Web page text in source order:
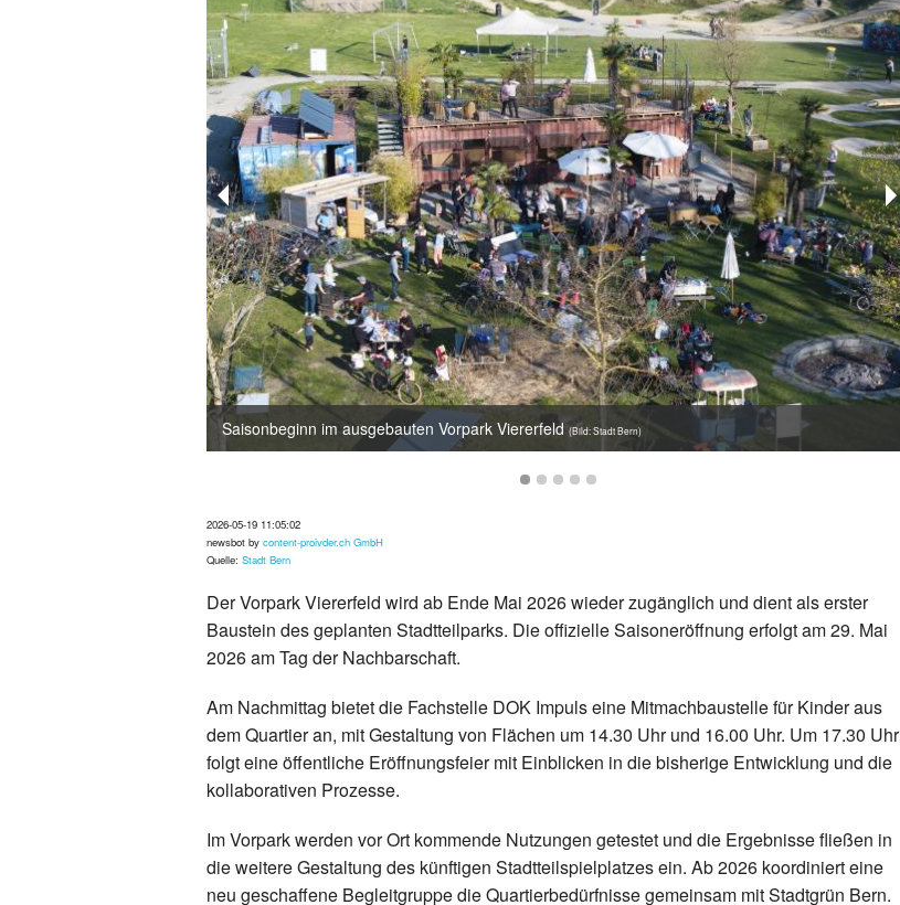
Saisonbeginn im ausgebauten Vorpark Viererfeld (Bild: Stadt Bern)
2026-05-19 11:05:02
newsbot by content-proivder.ch GmbH
Quelle: Stadt Bern
Der Vorpark Viererfeld wird ab Ende Mai 2026 wieder zugänglich und dient als erster
Baustein des geplanten Stadtteilparks. Die offizielle Saisoneröffnung erfolgt am 29. Mai
2026 am Tag der Nachbarschaft.
Am Nachmittag bietet die Fachstelle DOK Impuls eine Mitmachbaustelle für Kinder aus
dem Quartier an, mit Gestaltung von Flächen um 14.30 Uhr und 16.00 Uhr. Um 17.30 Uhr
folgt eine öffentliche Eröffnungsfeier mit Einblicken in die bisherige Entwicklung und die
kollaborativen Prozesse.
Im Vorpark werden vor Ort kommende Nutzungen getestet und die Ergebnisse fließen in
die weitere Gestaltung des künftigen Stadtteilspielplatzes ein. Ab 2026 koordiniert eine
neu geschaffene Begleitgruppe die Quartierbedürfnisse gemeinsam mit Stadtgrün Bern.